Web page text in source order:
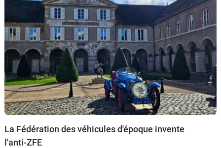
La Fédération des véhicules d'époque invente
l'anti-ZFE